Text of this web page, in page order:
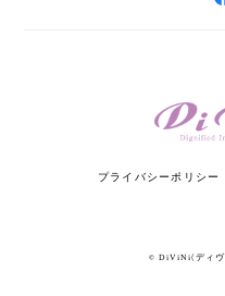
プライバシーポリシー
© DiViNi(ディ